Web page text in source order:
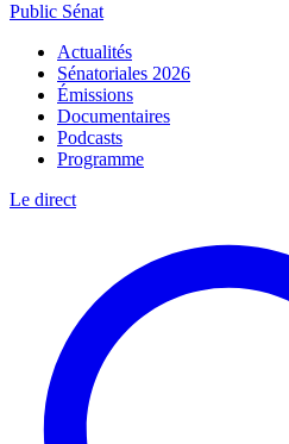
Public Sénat
Actualités
Sénatoriales 2026
Émissions
Documentaires
Podcasts
Programme
Le direct